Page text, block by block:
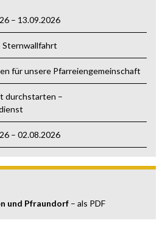
– 13.09.2026
Sternwallfahrt
für unsere Pfarreiengemeinschaft
durchstarten –
– 02.08.2026
und Pfraundorf – als PDF